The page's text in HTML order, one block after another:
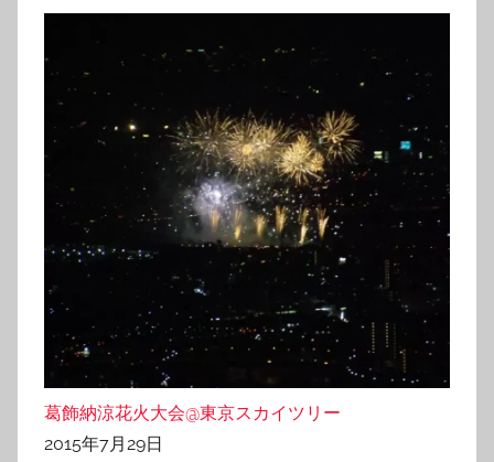
葛飾納涼花火大会@東京スカイツリー
2015年7月29日